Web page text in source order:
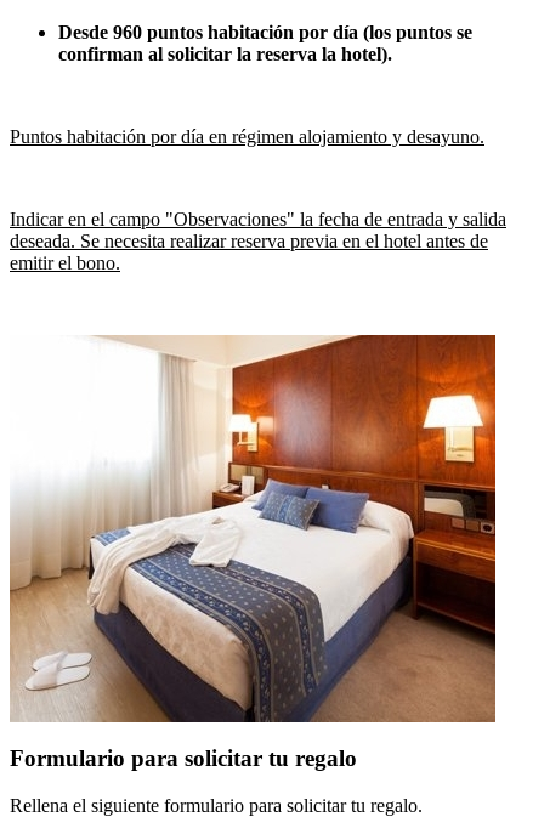
Desde 960 puntos habitación por día (los puntos se
confirman al solicitar la reserva la hotel).
Puntos habitación por día en régimen alojamiento y desayuno.
Indicar en el campo "Observaciones" la fecha de entrada y salida
deseada. Se necesita realizar reserva previa en el hotel antes de
emitir el bono.
Formulario para solicitar tu regalo
Rellena el siguiente formulario para solicitar tu regalo.